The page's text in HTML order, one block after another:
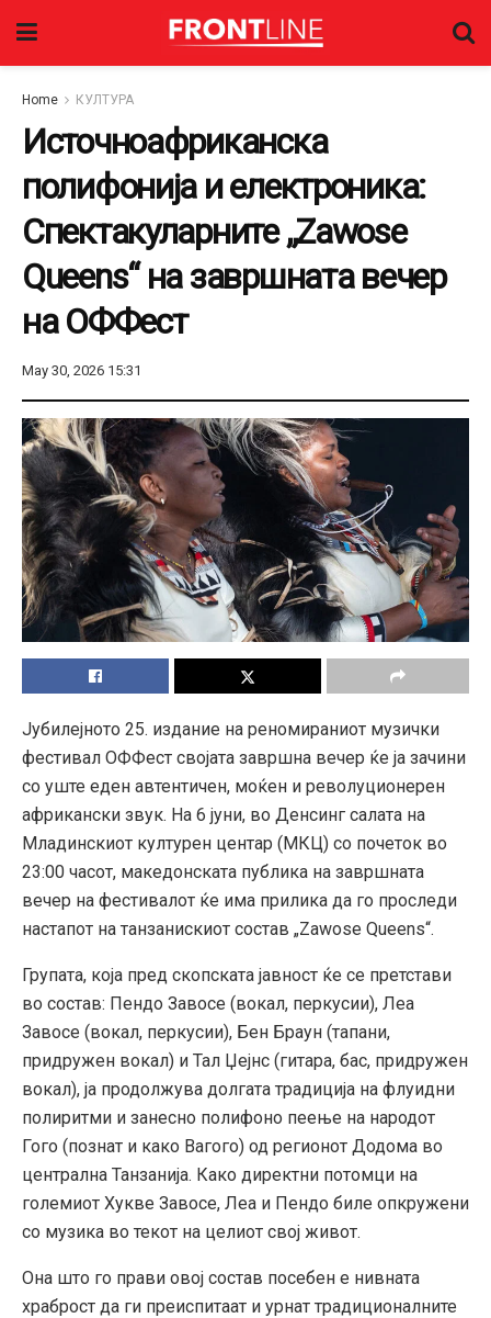
Home КУЛТУРА
Источноафриканска
полифонија и електроника:
Спектакуларните „Zawose
Queens“ на завршната вечер
на ОФФест
May 30, 2026 15:31
Јубилејното 25. издание на реномираниот музички
фестивал ОФФест својата завршна вечер ќе ја зачини
со уште еден автентичен, моќен и револуционерен
африкански звук. На 6 јуни, во Денсинг салата на
Младинскиот културен центар (МКЦ) со почеток во
23:00 часот, македонската публика на завршната
вечер на фестивалот ќе има прилика да го проследи
настапот на танзанискиот состав „Zawose Queens“.
Групата, која пред скопската јавност ќе се претстави
во состав: Пендо Завосе (вокал, перкусии), Леа
Завосе (вокал, перкусии), Бен Браун (тапани,
придружен вокал) и Тал Џејнс (гитара, бас, придружен
вокал), ја продолжува долгата традиција на флуидни
полиритми и занесно полифоно пеење на народот
Гого (познат и како Вагого) од регионот Додома во
централна Танзанија. Како директни потомци на
големиот Хукве Завосе, Леа и Пендо биле опкружени
со музика во текот на целиот свој живот.
Она што го прави овој состав посебен е нивната
храброст да ги преиспитаат и урнат традиционалните